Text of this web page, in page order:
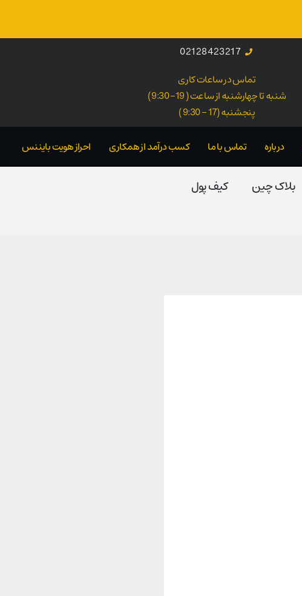
02128423217
تماس در ساعات کاری
شنبه تا چهارشنبه از ساعت ( 19- 9:30 )
پنجشنبه (17 - 9:30 )
درباره تماس با ما کسب درآمد از همکاری احراز هویت بایننس
بلاک‌ چین
کیف پول